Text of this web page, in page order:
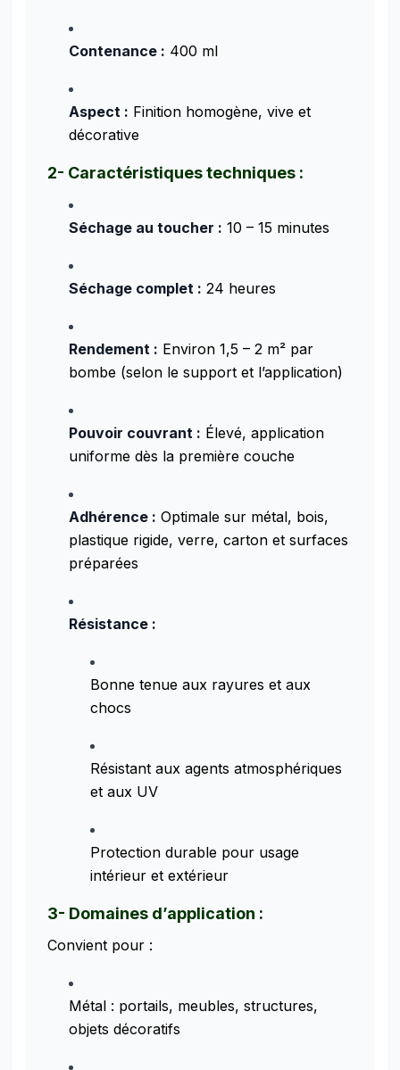
Contenance : 400 ml
Aspect : Finition homogène, vive et
décorative
2- Caractéristiques techniques :
Séchage au toucher : 10 – 15 minutes
Séchage complet : 24 heures
Rendement : Environ 1,5 – 2 m² par
bombe (selon le support et l’application)
Pouvoir couvrant : Élevé, application
uniforme dès la première couche
Adhérence : Optimale sur métal, bois,
plastique rigide, verre, carton et surfaces
préparées
Résistance :
Bonne tenue aux rayures et aux
chocs
Résistant aux agents atmosphériques
et aux UV
Protection durable pour usage
intérieur et extérieur
3- Domaines d’application :
Convient pour :
Métal : portails, meubles, structures,
objets décoratifs